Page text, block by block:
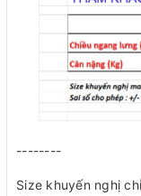
--------
Size khuyến nghị